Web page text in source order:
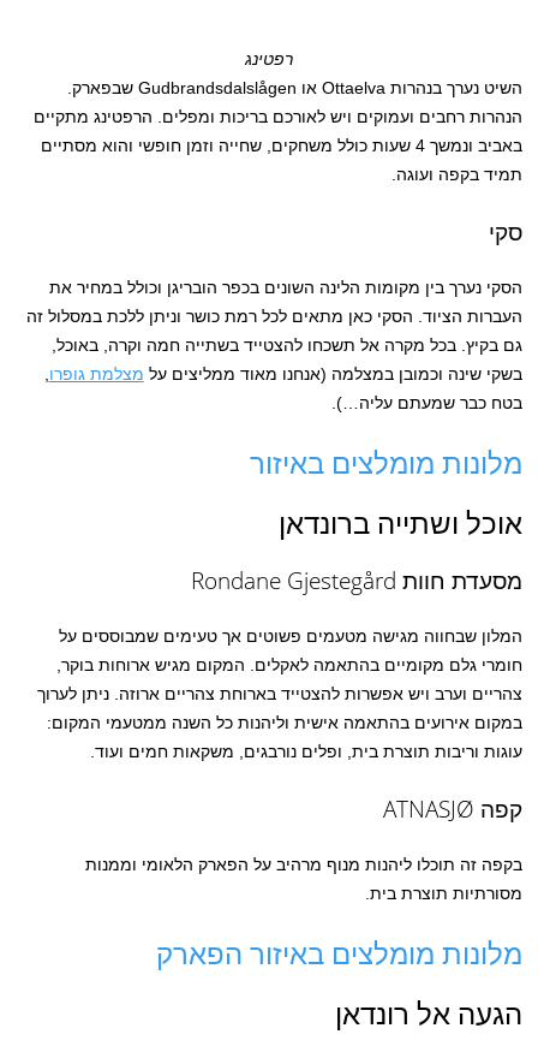
רפטינג
השיט נערך בנהרות Ottaelva או Gudbrandsdalslågen שבפארק.
הנהרות רחבים ועמוקים ויש לאורכם בריכות ומפלים. הרפטינג מתקיים
באביב ונמשך 4 שעות כולל משחקים, שחייה וזמן חופשי והוא מסתיים
תמיד בקפה ועוגה.
סקי
הסקי נערך בין מקומות הלינה השונים בכפר הובריגן וכולל במחיר את
העברות הציוד. הסקי כאן מתאים לכל רמת כושר וניתן ללכת במסלול זה
גם בקיץ. בכל מקרה אל תשכחו להצטייד בשתייה חמה וקרה, באוכל,
בשקי שינה וכמובן במצלמה (אנחנו מאוד ממליצים על מצלמת גופרו
בטח כבר שמעתם עליה…).
מלונות מומלצים באיזור
אוכל ושתייה ברונדאן
מסעדת חוות Rondane Gjestegård
המלון שבחווה מגישה מטעמים פשוטים אך טעימים שמבוססים על
חומרי גלם מקומיים בהתאמה לאקלים. המקום מגיש ארוחות בוקר,
צהריים וערב ויש אפשרות להצטייד בארוחת צהריים ארוזה. ניתן לערוך
במקום אירועים בהתאמה אישית וליהנות כל השנה ממטעמי המקום:
עוגות וריבות תוצרת בית, ופלים נורבגים, משקאות חמים ועוד.
קפה ATNASJØ
בקפה זה תוכלו ליהנות מנוף מרהיב על הפארק הלאומי וממנות
מסורתיות תוצרת בית.
מלונות מומלצים באיזור הפארק
הגעה אל רונדאן